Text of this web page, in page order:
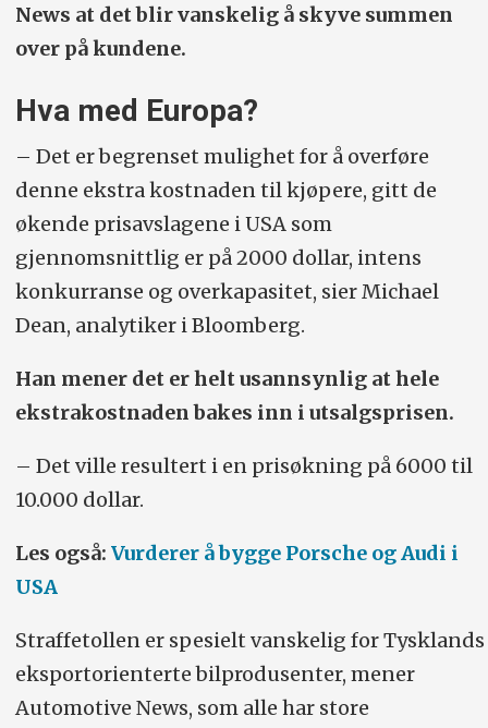
News at det blir vanskelig å skyve summen
over på kundene.
Hva med Europa?
– Det er begrenset mulighet for å overføre
denne ekstra kostnaden til kjøpere, gitt de
økende prisavslagene i USA som
gjennomsnittlig er på 2000 dollar, intens
konkurranse og overkapasitet, sier Michael
Dean, analytiker i Bloomberg.
Han mener det er helt usannsynlig at hele
ekstrakostnaden bakes inn i utsalgsprisen.
– Det ville resultert i en prisøkning på 6000 til
10.000 dollar.
Les også: Vurderer å bygge Porsche og Audi i
USA
Straffetollen er spesielt vanskelig for Tysklands
eksportorienterte bilprodusenter, mener
Automotive News, som alle har store